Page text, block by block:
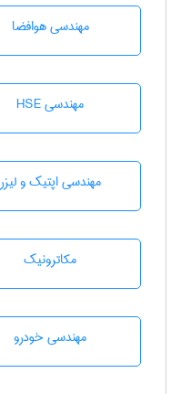
مهندسی هوافضا
مهندسی HSE
مهندسی اپتیک و لیزر
مکاترونیک
مهندسی خودرو